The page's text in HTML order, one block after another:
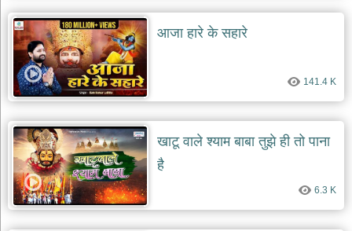
आजा हारे के सहारे
141.4 K
खाटू वाले श्याम बाबा तुझे ही तो पाना
है
6.3 K